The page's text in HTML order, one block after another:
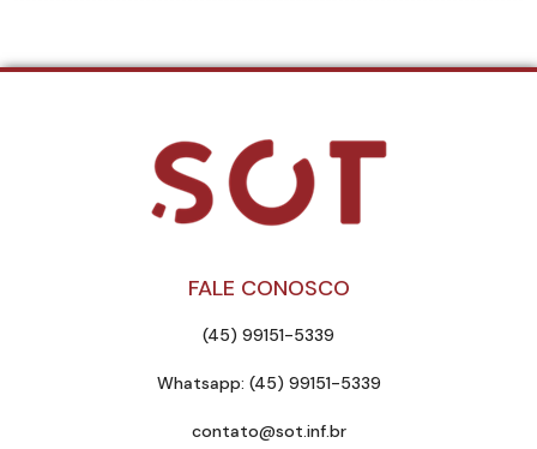
FALE CONOSCO
(45) 99151-5339
Whatsapp: (45) 99151-5339
contato@sot.inf.br